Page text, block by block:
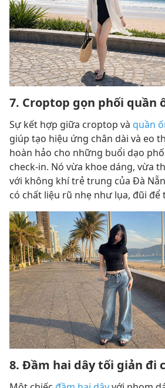
7. Croptop gọn phối quần
Sự kết hợp giữa croptop và quần
giúp tạo hiệu ứng chân dài và eo
hoàn hảo cho những buổi dạo
check-in. Nó vừa khoe dáng, vừa
với không khí trẻ trung của Đà
có chất liệu rũ nhẹ như lụa, đũi để
8. Đầm hai dây tối giản đi